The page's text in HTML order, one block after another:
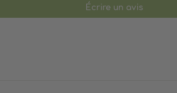
Écrire un avis